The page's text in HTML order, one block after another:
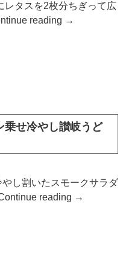
レタスを2枚分ちぎって広
reading →
乗せ冷やし讃岐うど
し割いたスモークサラダ
reading →